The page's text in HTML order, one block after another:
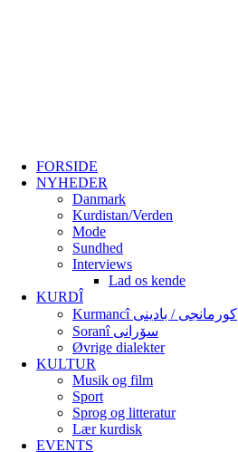
FORSIDE
NYHEDER
Danmark
Kurdistan/Verden
Mode
Sundhed
Interviews
Lad os kende
KURDÎ
Kurmancî کورمانجی / بادینی
Soranî سۆرانی
Øvrige dialekter
KULTUR
Musik og film
Sport
Sprog og litteratur
Lær kurdisk
EVENTS